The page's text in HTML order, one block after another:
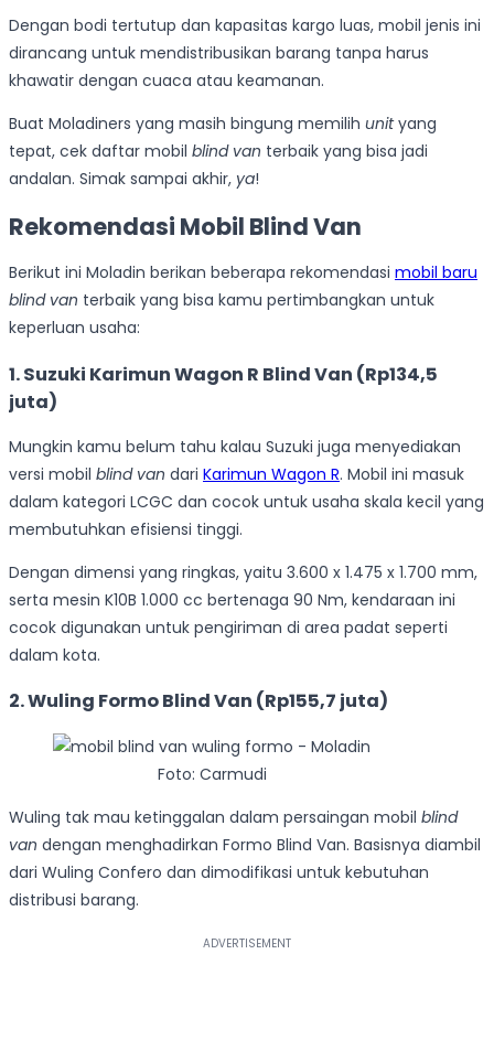
Dengan bodi tertutup dan kapasitas kargo luas, mobil jenis ini
dirancang untuk mendistribusikan barang tanpa harus
khawatir dengan cuaca atau keamanan.
Buat Moladiners yang masih bingung memilih unityang
tepat, cek daftar mobil blind van terbaik yang bisa jadi
andalan. Simak sampai akhir, ya!
Rekomendasi Mobil Blind Van
Berikut ini Moladin berikan beberapa rekomendasi mobil baru
blind van terbaik yang bisa kamu pertimbangkan untuk
keperluan usaha:
1. Suzuki Karimun Wagon R Blind Van (Rp134,5
juta)
Mungkin kamu belum tahu kalau Suzuki juga menyediakan
versi mobil blind van dari Karimun Wagon R. Mobil ini masuk
dalam kategori LCGC dan cocok untuk usaha skala kecil yang
membutuhkan efisiensi tinggi.
Dengan dimensi yang ringkas, yaitu 3.600 x 1.475 x 1.700 mm,
serta mesin K10B 1.000 cc bertenaga 90 Nm, kendaraan ini
cocok digunakan untuk pengiriman di area padat seperti
dalam kota.
2. Wuling Formo Blind Van (Rp155,7 juta)
Foto: Carmudi
Wuling tak mau ketinggalan dalam persaingan mobil blind
van dengan menghadirkan Formo Blind Van. Basisnya diambil
dari Wuling Confero dan dimodifikasi untuk kebutuhan
distribusi barang.